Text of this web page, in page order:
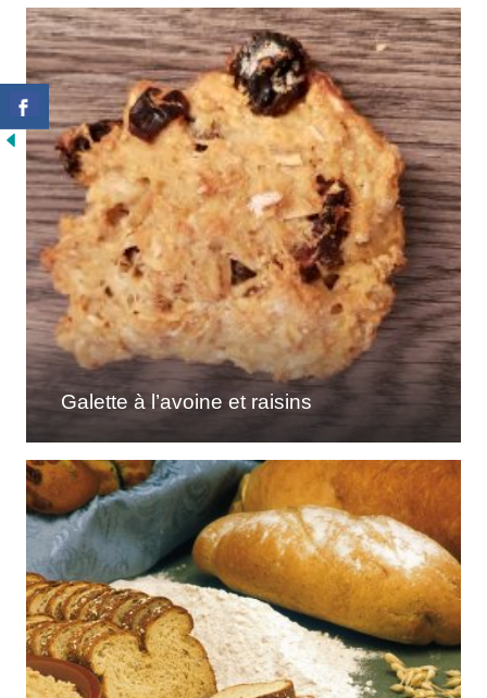
Galette à l’avoine et raisins